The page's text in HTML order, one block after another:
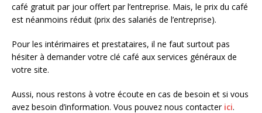
café gratuit par jour offert par l’entreprise. Mais, le prix du café
est néanmoins réduit (prix des salariés de l’entreprise).
Pour les intérimaires et prestataires, il ne faut surtout pas
hésiter à demander votre clé café aux services généraux de
votre site.
Aussi, nous restons à votre écoute en cas de besoin et si vous
avez besoin d’information. Vous pouvez nous contacterici.